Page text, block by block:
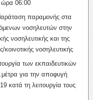
ώρα 06:00
παραμονής στα
νοσηλευτών στην
νοσηλευτικής και της
κοινοτικής νοσηλευτικής
των εκπαιδευτικών
για την αποφυγή
κατά τη λειτουργία τους